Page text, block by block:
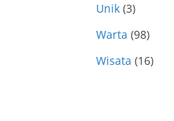
Unik (3)
Warta (98)
Wisata (16)